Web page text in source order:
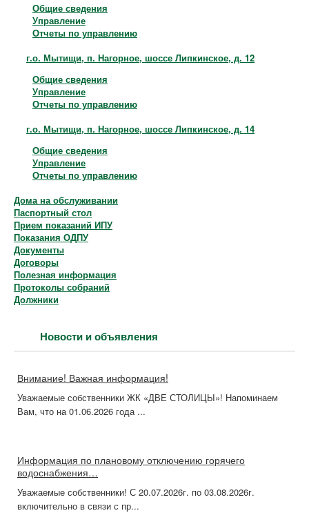
Общие сведения
Управление
Отчеты по управлению
г.о. Мытищи, п. Нагорное, шоссе Липкинское, д. 12
Общие сведения
Управление
Отчеты по управлению
г.о. Мытищи, п. Нагорное, шоссе Липкинское, д. 14
Общие сведения
Управление
Отчеты по управлению
Дома на обслуживании
Паспортный стол
Прием показаний ИПУ
Показания ОДПУ
Документы
Договоры
Полезная информация
Протоколы собраний
Должники
Новости и объявления
Внимание! Важная информация!
Уважаемые собственники ЖК «ДВЕ СТОЛИЦЫ»! Напоминаем
Вам, что на 01.06.2026 года ...
Информация по плановому отключению горячего
водоснабжения…
Уважаемые собственники! С 20.07.2026г. по 03.08.2026г.
включительно в связи с пр...